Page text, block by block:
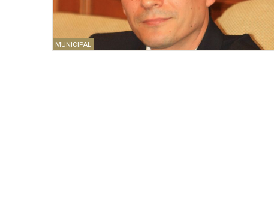
MUNICIPAL